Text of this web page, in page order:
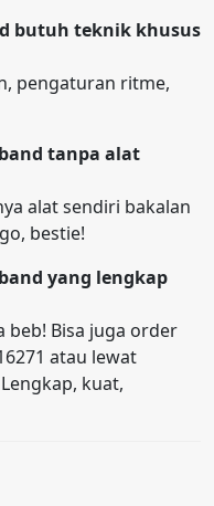
butuh teknik khusus
pengaturan ritme,
tanpa alat
alat sendiri bakalan
bestie!
yang lengkap
beb! Bisa juga order
atau lewat
kuat,